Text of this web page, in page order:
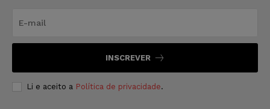
INSCREVER
Li e aceito a Política de privacidade.